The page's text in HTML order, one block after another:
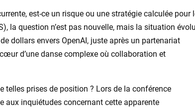
est-ce un risque ou une stratégie calculée pour
la question n’est pas nouvelle, mais la situation
dollars envers OpenAI, juste après un partenariat
d’une danse complexe où collaboration et
telles prises de position ? Lors de la conférence
aux inquiétudes concernant cette apparente